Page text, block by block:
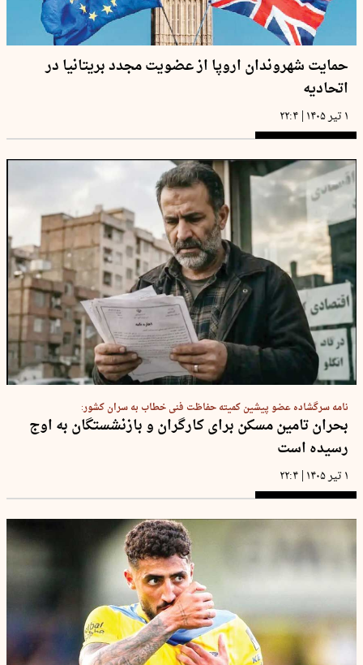
حمایت شهروندان اروپا از عضویت مجدد بریتانیا در
اتحادیه
۱ تیر ۱۴۰۵ | ۲۲:۴
نامه سرگشاده عضو پیشین کمیته حفاظت فنی خطاب به سران کشور:
بحران تامین مسکن برای کارگران و بازنشستگان به اوج
رسیده است
۱ تیر ۱۴۰۵ | ۲۲:۴